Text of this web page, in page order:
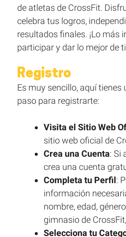
de atletas de CrossFit.
celebra tus logros,
resultados finales. ¡Lo más
participar y dar lo mejor de
Registro
Es muy sencillo, aquí tienes
paso para registrarte:
Visita el Sitio Web
sitio web oficial de
Crea una Cuenta: Si
crea una cuenta
Completa tu Perfil:
información
nombre, edad,
gimnasio de
Selecciona tu